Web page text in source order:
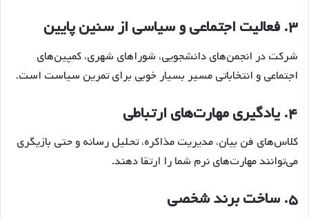
۳. فعالیت اجتماعی و سیاسی از سنین پایین
شرکت در انجمن‌های دانشجویی، شوراهای شهری، کمپین‌های
اجتماعی و انتخاباتی مسیر بسیار خوبی برای تمرین سیاست است.
۴. یادگیری مهارت‌های ارتباطی
کلاس‌های فن بیان، مدیریت مذاکره، تحلیل رسانه و حتی بازیگری
می‌توانند مهارت‌های نرم شما را ارتقا دهند.
۵. ساخت برند شخصی